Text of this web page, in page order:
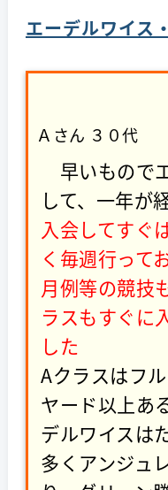
エーデルワイス
Ａさん ３０代
早いもので
して、一年が
入会してすぐ
く毎週行って
月例等の競技
ラスもすぐに
した
Aクラスはフ
ヤード以上あ
デルワイスは
多くアンジュ